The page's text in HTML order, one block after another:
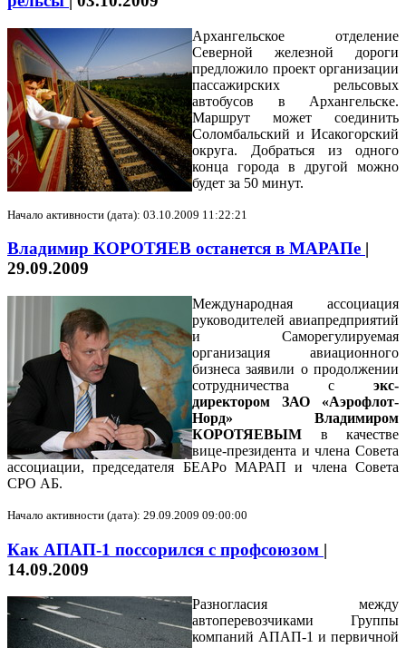
Архангельское отделение
Северной железной дороги
предложило проект организации
пассажирских рельсовых
автобусов в Архангельске.
Маршрут может соединить
Соломбальский и Исакогорский
округа. Добраться из одного
конца города в другой можно
будет за 50 минут.
Начало активности (дата): 03.10.2009 11:22:21
Владимир КОРОТЯЕВ останется в МАРАПе |
29.09.2009
Международная ассоциация
руководителей авиапредприятий
и Саморегулируемая
организация авиационного
бизнеса заявили о продолжении
сотрудничества с экс-
директором ЗАО «Аэрофлот-
Норд» Владимиром
КОРОТЯЕВЫМ в качестве
вице-президента и члена Совета
ассоциации, председателя БЕАРо МАРАП и члена Совета
СРО АБ.
Начало активности (дата): 29.09.2009 09:00:00
Как АПАП-1 поссорился с профсоюзом |
14.09.2009
Разногласия между
автоперевозчиками Группы
компаний АПАП-1 и первичной